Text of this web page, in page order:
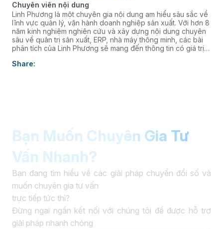
Chuyên viên nội dung
Linh Phương là một chuyên gia nội dung am hiểu sâu sắc về
lĩnh vực quản lý, vận hành doanh nghiệp sản xuất. Với hơn 8
năm kinh nghiệm nghiên cứu và xây dựng nội dung chuyên
sâu về quản trị sản xuất, ERP, nhà máy thông minh, các bài
phân tích của Linh Phương sẽ mang đến thông tin có giá trị
thúc đẩy chuyển đổi số. âaaa
Share:
Bạn Muốn Chuyên Gia Tư
Vấn Nhanh?
Bạn đang tìm hiểu về các giải pháp chuyển đổi số và
muốn chuyên gia tư vấn
trực tiếp tức thì?
Đừng ngại ngần kết nối với chúng tôi để được hỗ trợ
giải pháp nhanh chóng